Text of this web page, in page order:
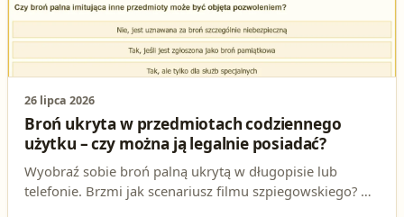
26 lipca 2026
Broń ukryta w przedmiotach codziennego
użytku – czy można ją legalnie posiadać?
Wyobraź sobie broń palną ukrytą w długopisie lub
telefonie. Brzmi jak scenariusz filmu szpiegowskiego? W